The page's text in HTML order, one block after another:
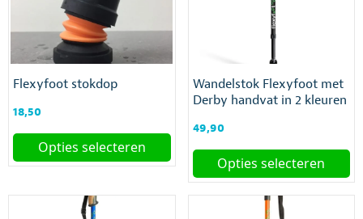
optie
kan
gekozen
worden
de
Flexyfoot stokdop
18,50
Opties selecteren
Dit
Wandelstok Flexyfoot met
Derby handvat in 2 kleuren
49,90
Opties selecteren
Dit